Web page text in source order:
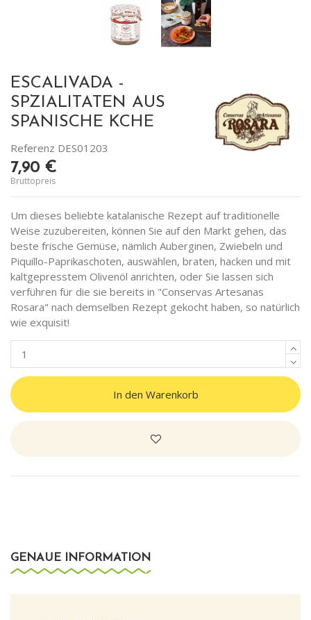
ESCALIVADA -
SPZIALITATEN AUS
SPANISCHE KCHE
Referenz DES01203
7,90 €
Bruttopreis
Um dieses beliebte katalanische Rezept auf traditionelle
Weise zuzubereiten, können Sie auf den Markt gehen, das
beste frische Gemüse, nämlich Auberginen, Zwiebeln und
Piquillo-Paprikaschoten, auswählen, braten, hacken und mit
kaltgepresstem Olivenöl anrichten, oder Sie lassen sich
verführen für die sie bereits in "Conservas Artesanas
Rosara" nach demselben Rezept gekocht haben, so natürlich
wie exquisit!
In den Warenkorb
GENAUE INFORMATION